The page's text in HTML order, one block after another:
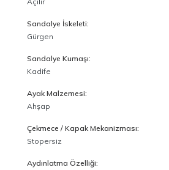
Sandalye İskeleti:
Gürgen
Sandalye Kumaşı:
Kadife
Ayak Malzemesi:
Ahşap
Çekmece / Kapak Mekanizması:
Stopersiz
Aydınlatma Özelliği: